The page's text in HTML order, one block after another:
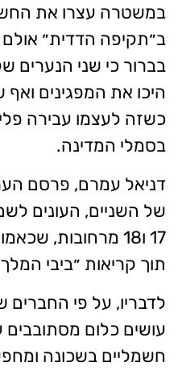
במשטרה עצרו את
ב״תקיפה הדדית״
בברור כי שני
היכו את המפגינים
כשזה לעצמו עבירה
בסמלי המדינה.
דניאל עמרם, פרסם
של השניים, העונים לשם
17 ו18 מרחובות,
תוך קריאות ״ביבי
לדבריו, על פי
עושים כלום מסתובבים
חשמליים בשכונה